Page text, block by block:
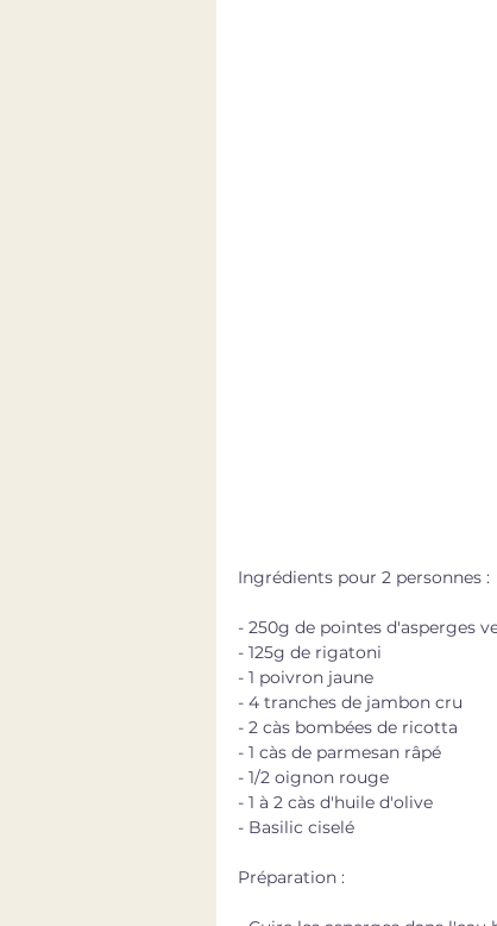
Ingrédients pour 2 personnes :
- 250g de pointes d'asperges
- 125g de rigatoni
- 1 poivron jaune
- 4 tranches de jambon cru
- 2 càs bombées de ricotta
- 1 càs de parmesan râpé
- 1/2 oignon rouge
- 1 à 2 càs d'huile d'olive
- Basilic ciselé
Préparation :